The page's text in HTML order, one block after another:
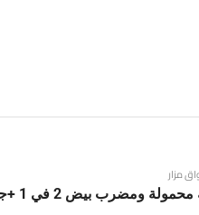
مزار
بيض 2 في 1 +جهاز صانع المعمول